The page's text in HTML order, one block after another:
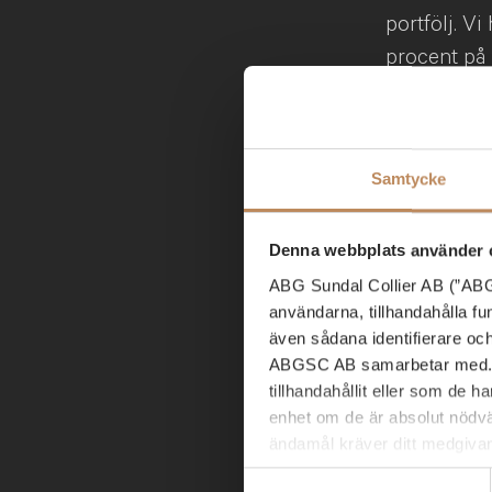
Samtycke
Denna webbplats använder
ABG Sundal Collier AB
användarna, tillhandahålla
även sådana identifierare
ABGSC AB samarbetar
tillhandahållit eller som de
enhet om de är absolut
ändamål kräver ditt
portfölj. Vi
procent på
förväntar
med allt
– För
väl av
generellt
ser bra ut
att fler